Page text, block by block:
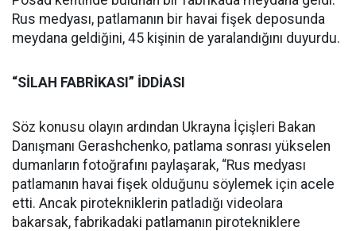
Rus medyası, patlamanın bir havai fişek deposunda
meydana geldiğini, 45 kişinin de yaralandığını duyurdu.
“SİLAH FABRİKASI” İDDİASI
Söz konusu olayın ardından Ukrayna İçişleri Bakan
Danışmanı Gerashchenko, patlama sonrası yükselen
dumanların fotoğrafını paylaşarak, “Rus medyası
patlamanın havai fişek olduğunu söylemek için acele
etti. Ancak pirotekniklerin patladığı videolara
bakarsak, fabrikadaki patlamanın pirotekniklere